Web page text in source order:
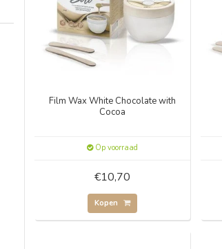
Film Wax White Chocolate with
Cocoa
Op voorraad
€10,70
Kopen